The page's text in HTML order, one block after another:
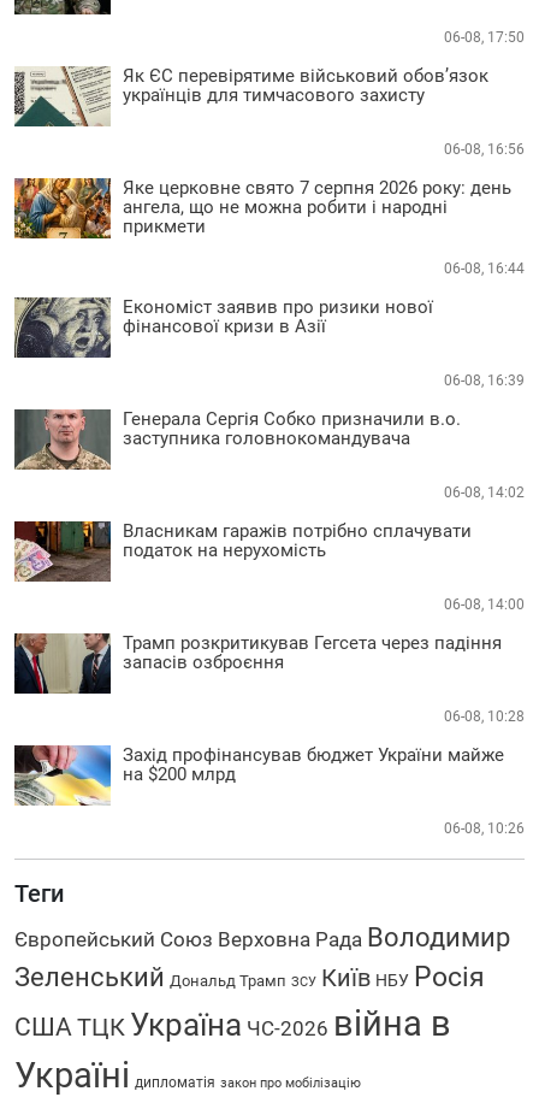
06-08, 17:50
Як ЄС перевірятиме військовий обов’язок
українців для тимчасового захисту
06-08, 16:56
Яке церковне свято 7 серпня 2026 року: день
ангела, що не можна робити і народні
прикмети
06-08, 16:44
Економіст заявив про ризики нової
фінансової кризи в Азії
06-08, 16:39
Генерала Сергія Собко призначили в.о.
заступника головнокомандувача
06-08, 14:02
Власникам гаражів потрібно сплачувати
податок на нерухомість
06-08, 14:00
Трамп розкритикував Гегсета через падіння
запасів озброєння
06-08, 10:28
Захід профінансував бюджет України майже
на $200 млрд
06-08, 10:26
Теги
Європейський Союз Верховна Рада Володимир
Зеленський Дональд Трамп ЗСУ Київ НБУ Росія
СШАТЦК Україна ЧС-2026 війна в
Україні дипломатія закон про мобілізацію